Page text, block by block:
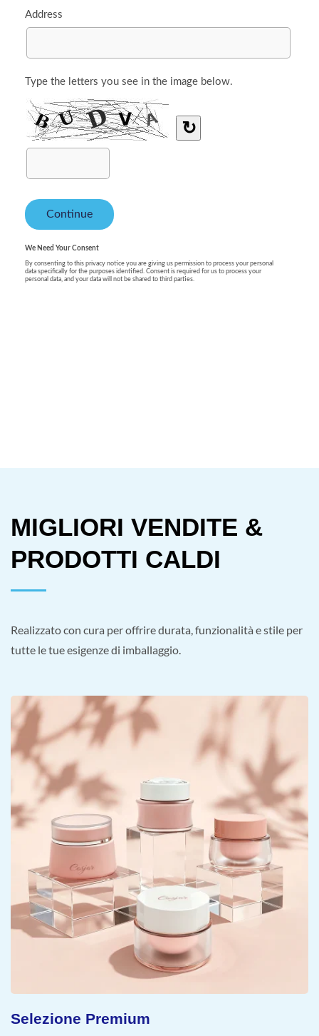
MIGLIORI VENDITE &
PRODOTTI CALDI
Realizzato con cura per offrire durata, funzionalità e stile per
tutte le tue esigenze di imballaggio.
Selezione Premium